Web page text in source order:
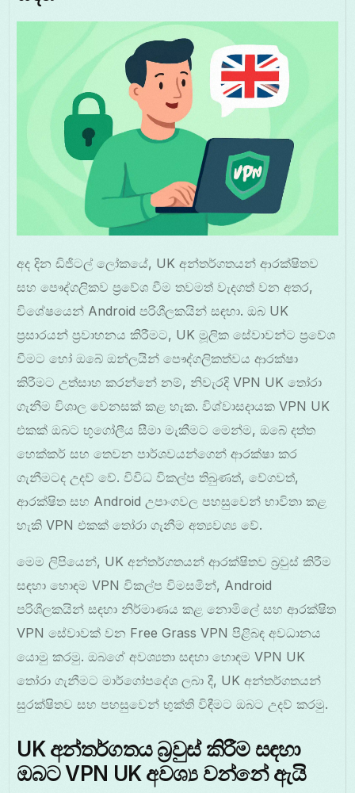
අද දින ඩිජිටල් ලෝකයේ, UK අන්තර්ගතයන් ආරක්ෂිතව
සහ පෞද්ගලිකව ප්‍රවේශ වීම තවමත් වැදගත් වන අතර,
විශේෂයෙන් Android පරිශීලකයින් සඳහා. ඔබ UK
ප්‍රසාරයන් ප්‍රවාහනය කිරීමට, UK මූලික සේවාවන්ට ප්‍රවේශ
වීමට හෝ ඔබේ ඔන්ලයින් පෞද්ගලිකත්වය ආරක්ෂා
කිරීමට උත්සාහ කරන්නේ නම්, නිවැරදි VPN UK තෝරා
ගැනීම විශාල වෙනසක් කළ හැක. විශ්වාසදායක VPN UK
එකක් ඔබට භූගෝලීය සීමා මැකීමට මෙන්ම, ඔබේ දත්ත
හෙක්කර් සහ තෙවන පාර්ශවයන්ගෙන් ආරක්ෂා කර
ගැනීමටද උදව් වේ. විවිධ විකල්ප තිබුණත්, වේගවත්,
ආරක්ෂිත සහ Android උපාංගවල පහසුවෙන් භාවිතා කළ
හැකි VPN එකක් තෝරා ගැනීම අත්‍යවශ්‍ය වේ.
මෙම ලිපියෙන්, UK අන්තර්ගතයන් ආරක්ෂිතව බ්‍රවුස් කිරීම
සඳහා හොඳම VPN විකල්ප විමසමින්, Android
පරිශීලකයින් සඳහා නිර්මාණය කළ නොමිලේ සහ ආරක්ෂිත
VPN සේවාවක් වන Free Grass VPN පිළිබඳ අවධානය
යොමු කරමු. ඔබගේ අවශ්‍යතා සඳහා හොඳම VPN UK
තෝරා ගැනීමට මාර්ගෝපදේශ ලබා දී, UK අන්තර්ගතයන්
සුරක්ෂිතව සහ පහසුවෙන් භුක්ති විඳීමට ඔබට උදව් කරමු.
UK අන්තර්ගතය බ්‍රවුස් කිරීම සඳහා
ඔබට VPN UK අවශ්‍ය වන්නේ ඇයි